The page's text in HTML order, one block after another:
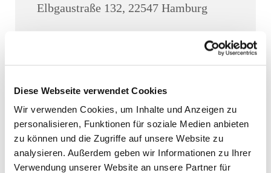
Diese Webseite verwendet Cookies
Wir verwenden Cookies, um Inhalte und Anzeigen zu
personalisieren, Funktionen für soziale Medien anbieten
zu können und die Zugriffe auf unsere Website zu
analysieren. Außerdem geben wir Informationen zu Ihrer
Verwendung unserer Website an unsere Partner für
Elbgaustraße 132, 22547 Hamburg
Fit bleiben, am besten bis ins hohe Alter - nicht nur davon
träumen, sondern auch etwas dafür tun! Jeden Donnerstag
von 10-11 Uhr im Seniorentreff der Kirchengemeinde
"Zu den 12 Aposteln", Elbgaustraße 140. Ein kleiner
monatlicher unkostenbeitrag wir derhoben. Mach mit!